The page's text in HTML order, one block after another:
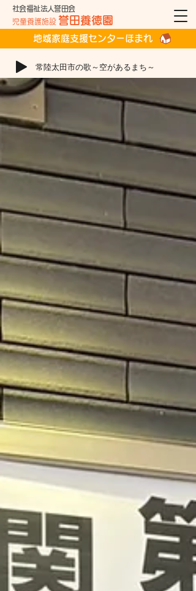
地域家庭支援センターほまれ
社会福祉法人誉田会
児童養護施設 誉田養徳園
常陸太田市の歌～空があるまち～